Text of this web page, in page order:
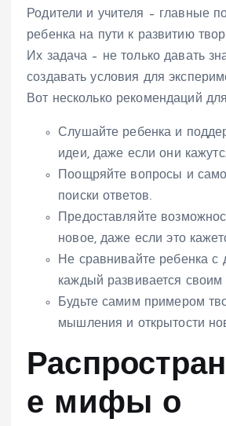
Родители и учителя – главные
ребенка на пути к развитию
Их задача – не только давать
создавать условия для
Вот несколько рекомендаций
Слушайте ребенка и
идеи, даже если они
Поощряйте вопросы и
поиски ответов.
Предоставляйте
новое, даже если это
Не сравнивайте ребенка с
каждый развивается
Будьте самим примером
мышления и открытости
е мифы о